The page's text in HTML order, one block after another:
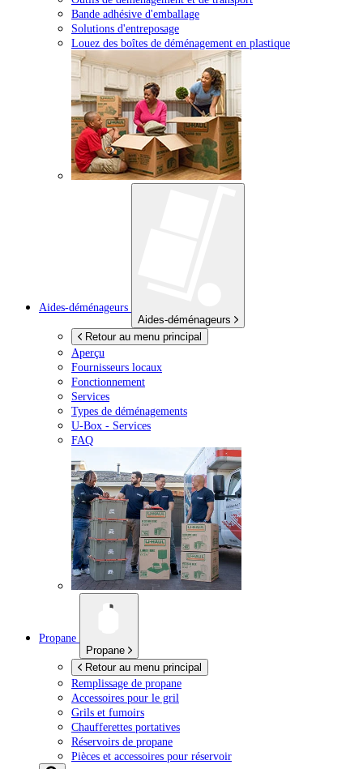
Bande adhésive d'emballage
Solutions d'entreposage
Louez des boîtes de déménagement en plastique
Aides-déménageurs
Aides-déménageurs
Retour au menu principal
Aperçu
Fournisseurs locaux
Fonctionnement
Services
Types de déménagements
U-Box - Services
FAQ
Propane
Propane
Retour au menu principal
Remplissage de propane
Accessoires pour le gril
Grils et fumoirs
Chaufferettes portatives
Réservoirs de propane
Pièces et accessoires pour réservoir